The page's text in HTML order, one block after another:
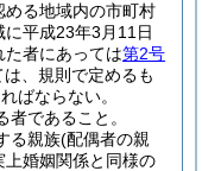
める地域内の市町村
平成23年3月11日
者にあっては第2号
、規則で定めるも
ばならない。
であること。
る親族(配偶者の親
婚姻関係と同様の